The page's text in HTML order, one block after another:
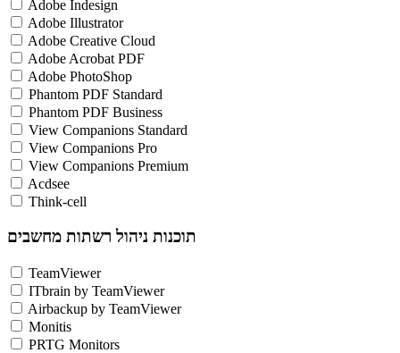
Adobe Indesign
Adobe Illustrator
Adobe Creative Cloud
Adobe Acrobat PDF
Adobe PhotoShop
Phantom PDF Standard
Phantom PDF Business
View Companions Standard
View Companions Pro
View Companions Premium
Acdsee
Think-cell
תוכנות ניהול רשתות מחשבים
TeamViewer
ITbrain by TeamViewer
Airbackup by TeamViewer
Monitis
PRTG Monitors